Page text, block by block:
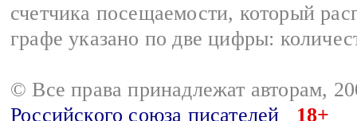
счетчика посещаемости, который
графе указано по две цифры:
© Все права принадлежат авторам,
Российского союза писателей
18+